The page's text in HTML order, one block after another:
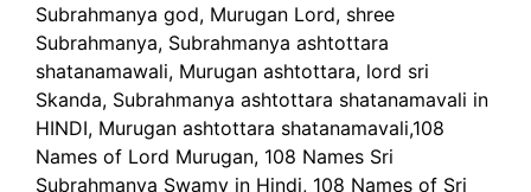
Subrahmanya god, Murugan Lord, shree
Subrahmanya, Subrahmanya ashtottara
shatanamawali, Murugan ashtottara, lord sri
Skanda, Subrahmanya ashtottara shatanamavali in
HINDI, Murugan ashtottara shatanamavali,108
Names of Lord Murugan, 108 Names Sri
Subrahmanya Swamy in Hindi, 108 Names of Sri